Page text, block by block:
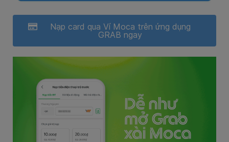
Nạp card qua Ví Moca trên ứng dụng
GRAB ngay